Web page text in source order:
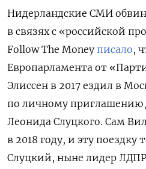
Нидерландские СМИ
в связях с «российской
Follow The Money писало,
Европарламента от
Элиссен в 2017 ездил в
по личному приглашению
Леонида Слуцкого. Сам
в 2018 году, и эту поездку
Слуцкий, ныне лидер